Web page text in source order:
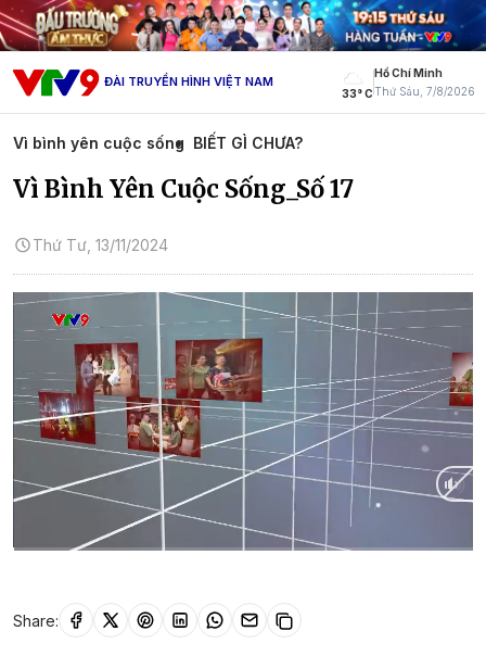
ĐÀI TRUYỀN HÌNH VIỆT NAM
33° C
Hồ Chí Minh
Thứ Sáu, 7/8/2026
Vì bình yên cuộc sống BIẾT GÌ CHƯA?
Vì Bình Yên Cuộc Sống_Số 17
Thứ Tư, 13/11/2024
Share: